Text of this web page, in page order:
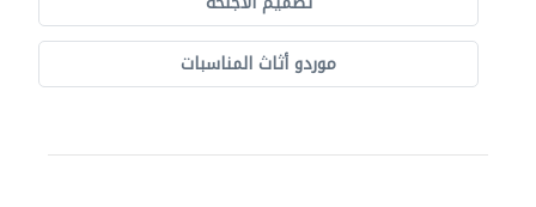
موردو أثاث المناسبات